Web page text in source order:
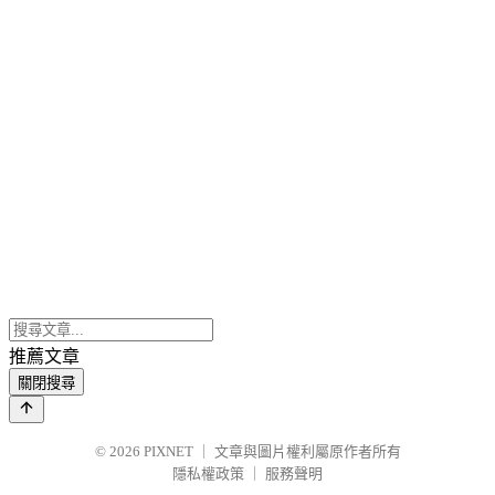
推薦文章
關閉搜尋
© 2026 PIXNET
文章與圖片權利屬原作者所有
隱私權政策
服務聲明